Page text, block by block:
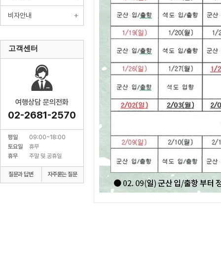
비자안내
고객센터
여행상담 문의전화
02-2681-2570
평일
09:00~18:00
토요일
휴무
휴무
주말 및 공휴일
질문과 답변 자주묻는 질문